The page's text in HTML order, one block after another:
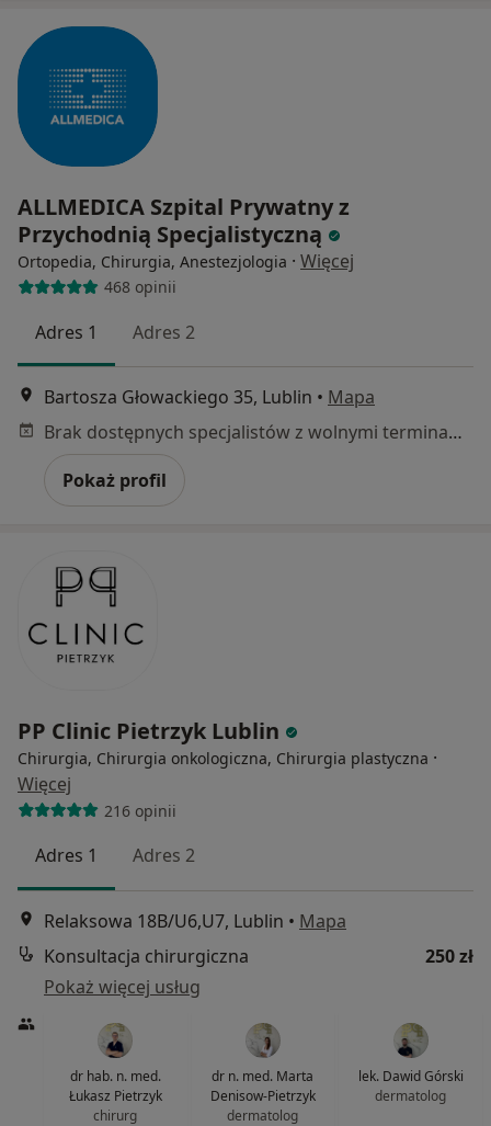
ALLMEDICA Szpital Prywatny z
Przychodnią Specjalistyczną
Ortopedia, Chirurgia, Anestezjologia · Więcej
468 opinii
Adres 1 Adres 2
Bartosza Głowackiego 35, Lublin • Mapa
Brak dostępnych specjalistów z wolnymi terminami w tym centrum medycznym.
Pokaż profil
PP Clinic Pietrzyk Lublin
Chirurgia, Chirurgia onkologiczna, Chirurgia plastyczna ·
Więcej
216 opinii
Adres 1 Adres 2
Relaksowa 18B/U6,U7, Lublin • Mapa
Konsultacja chirurgiczna
250 zł
Pokaż więcej usług
dr hab. n. med.
Łukasz Pietrzyk
chirurg
dr n. med. Marta
Denisow-Pietrzyk
dermatolog
lek. Dawid Górski
dermatolog